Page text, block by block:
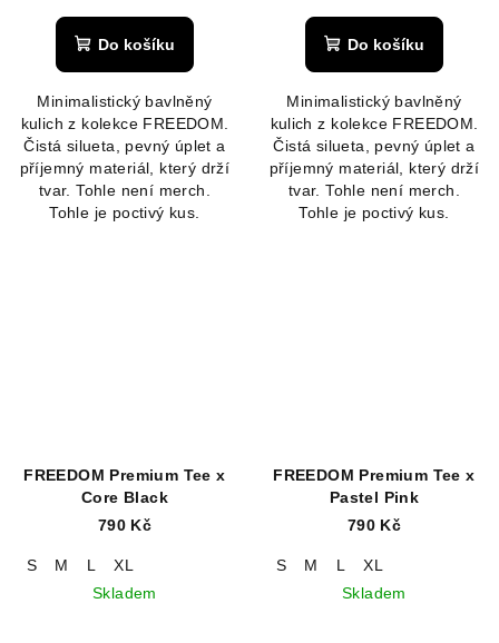
Do košíku
Minimalistický bavlněný
kulich z kolekce FREEDOM.
Čistá silueta, pevný úplet a
příjemný materiál, který drží
tvar. Tohle není merch.
Tohle je poctivý kus.
Do košíku
Minimalistický bavlněný
kulich z kolekce FREEDOM.
Čistá silueta, pevný úplet a
příjemný materiál, který drží
tvar. Tohle není merch.
Tohle je poctivý kus.
FREEDOM Premium Tee x
Core Black
790 Kč
S M L
XL
Skladem
FREEDOM Premium Tee x
Pastel Pink
790 Kč
S M L
XL
Skladem